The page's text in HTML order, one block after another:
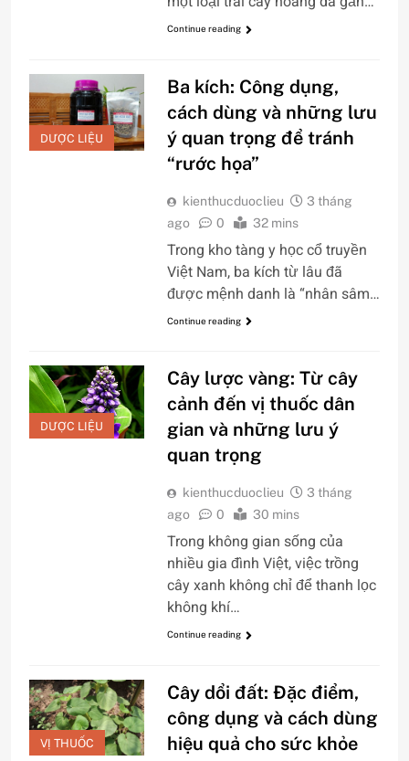
Continue reading
DƯỢC LIỆU
Ba kích: Công dụng,
cách dùng và những lưu
ý quan trọng để tránh
“rước họa”
kienthucduoclieu
3 tháng
ago
0 32 mins
Trong kho tàng y học cổ truyền
Việt Nam, ba kích từ lâu đã
được mệnh danh là “nhân sâm…
Continue reading
DƯỢC LIỆU
Cây lược vàng: Từ cây
cảnh đến vị thuốc dân
gian và những lưu ý
quan trọng
kienthucduoclieu
3 tháng
ago
0 30 mins
Trong không gian sống của
nhiều gia đình Việt, việc trồng
cây xanh không chỉ để thanh lọc
không khí…
Continue reading
VỊ THUỐC
Cây dổi đất: Đặc điểm,
công dụng và cách dùng
hiệu quả cho sức khỏe